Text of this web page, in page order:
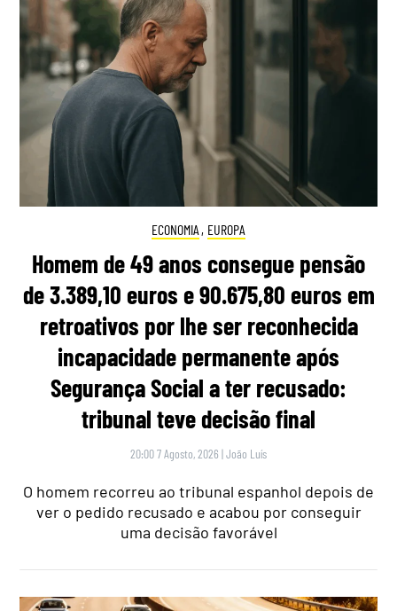
ECONOMIA , EUROPA
Homem de 49 anos consegue pensão
de 3.389,10 euros e 90.675,80 euros em
retroativos por lhe ser reconhecida
incapacidade permanente após
Segurança Social a ter recusado:
tribunal teve decisão final
20:00 7 Agosto, 2026 |João Luís
O homem recorreu ao tribunal espanhol depois de
ver o pedido recusado e acabou por conseguir
uma decisão favorável